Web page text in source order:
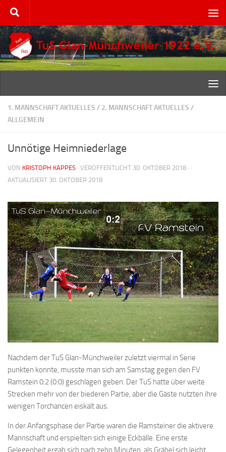
Zum Inhalt springen
1. MANNSCHAFT AKTUELLES / 2. MANNSCHAFT AKTUELLES /
ALLGEMEIN
Unnötige Heimniederlage
VON KRISTOPH KAPPES · VERÖFFENTLICHT 30. OKTOBER 2018 ·
AKTUALISIERT 30. OKTOBER 2018
Nachdem der TuS Glan-Münchweiler zuletzt viermal in Serie
punkten konnte, musste man sich am Samstag gegen den FV
Ramstein 0:2 (0:0) geschlagen geben. Der TuS hatte über weite
Strecken mehr von der biederen Partie, aber die Gäste nutzten ihre
wenigen Torchancen eiskalt aus.
In der Anfangsphase der Partie waren die Ramsteiner die aktivere
Mannschaft und erspielten sich einige Eckbälle. Eine erste
Gelegenheit ergab sich nach zehn Minuten, als Gräbel sich leicht